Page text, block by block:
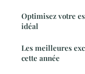
Optimisez votre
idéal
Les meilleures
cette année